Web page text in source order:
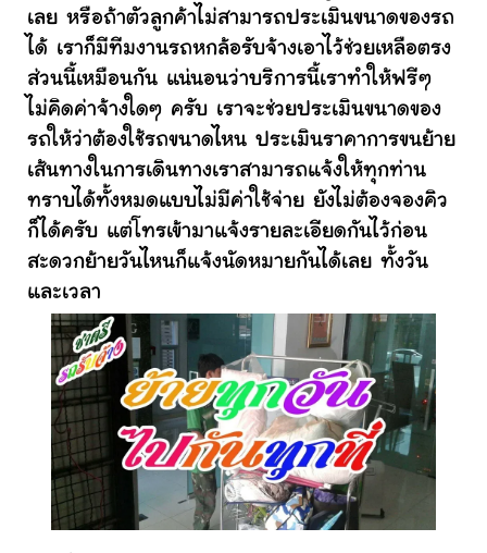
เลย หรือถ้าตัวลูกค้าไม่สามารถประเมินขนาดของรถ
ได้ เราก็มีทีมงานรถหกล้อรับจ้างเอาไว้ช่วยเหลือตรง
ส่วนนี้เหมือนกัน แน่นอนว่าบริการนี้เราทำให้ฟรีๆ
ไม่คิดค่าจ้างใดๆ ครับ เราจะช่วยประเมินขนาดของ
รถให้ว่าต้องใช้รถขนาดไหน ประเมินราคาการขนย้าย
เส้นทางในการเดินทางเราสามารถแจ้งให้ทุกท่าน
ทราบได้ทั้งหมดแบบไม่มีค่าใช้จ่าย ยังไม่ต้องจองคิว
ก็ได้ครับ แต่โทรเข้ามาแจ้งรายละเอียดกันไว้ก่อน
สะดวกย้ายวันไหนก็แจ้งนัดหมายกันได้เลย ทั้งวัน
และเวลา